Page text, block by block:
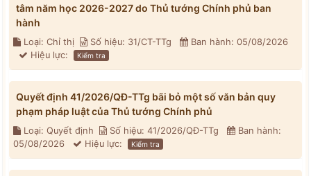
tâm năm học 2026-2027 do Thủ tướng Chính phủ ban
hành
Loại: Chỉ thị Số hiệu: 31/CT-TTg
Ban hành: 05/08/2026
Hiệu lực:
Kiểm tra
Quyết định 41/2026/QĐ-TTg bãi bỏ một số văn bản quy
phạm pháp luật của Thủ tướng Chính phủ
Loại: Quyết định Số hiệu: 41/2026/QĐ-TTg
Ban hành:
05/08/2026
Hiệu lực: Kiểm tra